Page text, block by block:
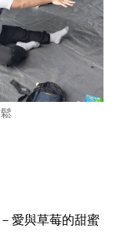
愛與草莓的甜蜜